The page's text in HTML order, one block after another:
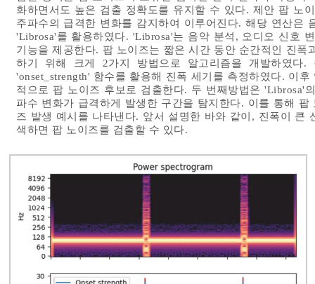
화하면서도 높은 검출 정확도를 유지할 수 있다. 제안 팝 노
주파수의 급격한 변화를 감지하여 이루어진다. 해당 연산은
'Librosa'를 활용하였다. 'Librosa'는 음악 분석, 오디오 신호
기능을 제공한다. 팝 노이즈는 짧은 시간 동안 순간적인 진
하기 위해 크게 2가지 방법으로 알고리즘을 개발하였다
'onset_strength' 함수를 활용해 진폭 세기를 측정하였다. 이
적으로 팝 노이즈 후보로 검출한다. 두 번째방법은 'Librosa'
파수 변화가 급격하게 발생한 구간을 탐지한다. 이를 통해
즈 발생 예시를 나타낸다. 앞서 설명한 바와 같이, 진폭이 큰
색하면 팝 노이즈를 검출할 수 있다.